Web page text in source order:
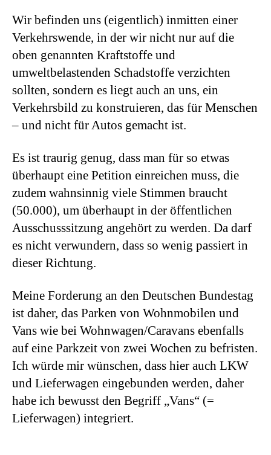
Wir befinden uns (eigentlich) inmitten einer
Verkehrswende, in der wir nicht nur auf die
oben genannten Kraftstoffe und
umweltbelastenden Schadstoffe verzichten
sollten, sondern es liegt auch an uns, ein
Verkehrsbild zu konstruieren, das für Menschen
– und nicht für Autos gemacht ist.
Es ist traurig genug, dass man für so etwas
überhaupt eine Petition einreichen muss, die
zudem wahnsinnig viele Stimmen braucht
(50.000), um überhaupt in der öffentlichen
Ausschusssitzung angehört zu werden. Da darf
es nicht verwundern, dass so wenig passiert in
dieser Richtung.
Meine Forderung an den Deutschen Bundestag
ist daher, das Parken von Wohnmobilen und
Vans wie bei Wohnwagen/Caravans ebenfalls
auf eine Parkzeit von zwei Wochen zu befristen.
Ich würde mir wünschen, dass hier auch LKW
und Lieferwagen eingebunden werden, daher
habe ich bewusst den Begriff „Vans“ (=
Lieferwagen) integriert.